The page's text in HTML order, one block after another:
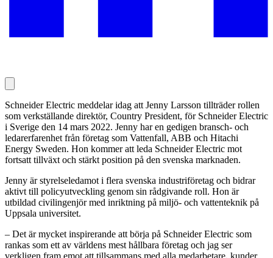
Schneider Electric meddelar idag att Jenny Larsson tillträder rollen
som verkställande direktör, Country President, för Schneider Electric
i Sverige den 14 mars 2022. Jenny har en gedigen bransch- och
ledarerfarenhet från företag som Vattenfall, ABB och Hitachi
Energy Sweden. Hon kommer att leda Schneider Electric mot
fortsatt tillväxt och stärkt position på den svenska marknaden.
Jenny är styrelseledamot i flera svenska industriföretag och bidrar
aktivt till policyutveckling genom sin rådgivande roll. Hon är
utbildad civilingenjör med inriktning på miljö- och vattenteknik på
Uppsala universitet.
– Det är mycket inspirerande att börja på Schneider Electric som
rankas som ett av världens mest hållbara företag och jag ser
verkligen fram emot att tillsammans med alla medarbetare, kunder